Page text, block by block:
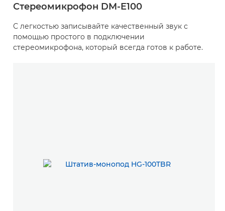
Стереомикрофон DM-E100
С легкостью записывайте качественный звук с
помощью простого в подключении
стереомикрофона, который всегда готов к работе.